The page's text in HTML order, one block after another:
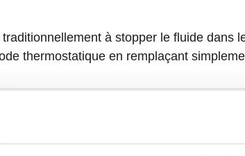
à stopper le fluide
thermostatique en remplaçant
cuivre